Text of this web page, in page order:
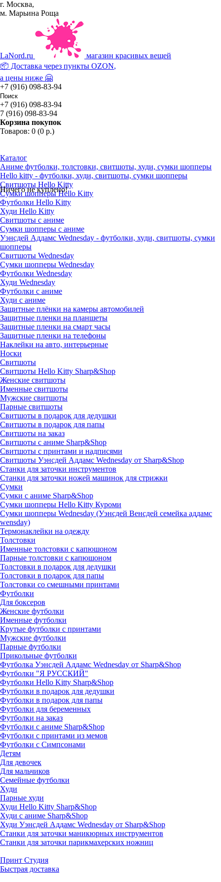
г. Москва,
м. Марьина Роща
LaNord.ru
магазин красивых вещей
📦 Доставка через пункты OZON,
а цены ниже 🤗
+7 (916) 098-83-94
+7 (916) 098-83-94
7 (916) 098-83-94
Корзина покупок
Товаров: 0 (0 р.)
Ничего не куплено!
Каталог
Аниме футболки, толстовки, свитшоты, худи, сумки шопперы
Hello kitty - футболки, худи, свитшоты, сумки шопперы
Свитшоты Hello Kitty
Сумки шопперы Hello Kitty
Футболки Hello Kitty
Худи Hello Kitty
Свитшоты с аниме
Сумки шопперы с аниме
Уэнсдей Аддамс Wednesday - футболки, худи, свитшоты, сумки
шопперы
Свитшоты Wednesday
Сумки шопперы Wednesday
Футболки Wednesday
Худи Wednesday
Футболки с аниме
Худи с аниме
Защитные плёнки на камеры автомобилей
Защитные пленки на планшеты
Защитные пленки на смарт часы
Защитные пленки на телефоны
Наклейки на авто, интерьерные
Носки
Свитшоты
Cвитшоты Hello Kitty Sharp&Shop
Женские свитшоты
Именные свитшоты
Мужские свитшоты
Парные свитшоты
Свитшоты в подарок для дедушки
Свитшоты в подарок для папы
Свитшоты на заказ
Свитшоты с аниме Sharp&Shop
Свитшоты с принтами и надписями
Свитшоты Уэнсдей Аддамс Wednesday от Sharp&Shop
Станки для заточки инструментов
Станки для заточки ножей машинок для стрижки
Сумки
Сумки с аниме Sharp&Shop
Сумки шопперы Hello Kitty Куроми
Сумки шопперы Wednesday (Уэнсдей Венсдей семейка аддамс
wensday)
Термонаклейки на одежду
Толстовки
Именные толстовки с капюшоном
Парные толстовки с капюшоном
Толстовки в подарок для дедушки
Толстовки в подарок для папы
Толстовки со смешными принтами
Футболки
Для боксеров
Женские футболки
Именные футболки
Крутые футболки с принтами
Мужские футболки
Парные футболки
Прикольные футболки
Футболка Уэнсдей Аддамс Wednesday от Sharp&Shop
Футболки "Я РУССКИЙ"
Футболки Hello Kitty Sharp&Shop
Футболки в подарок для дедушки
Футболки в подарок для папы
Футболки для беременных
Футболки на заказ
Футболки с аниме Sharp&Shop
Футболки с принтами из мемов
Футболки с Симпсонами
Детям
Для девочек
Для мальчиков
Семейные футболки
Худи
Парные худи
Худи Hello Kitty Sharp&Shop
Худи с аниме Sharp&Shop
Худи Уэнсдей Аддамс Wednesday от Sharp&Shop
Станки для заточки маникюрных инструментов
Станки для заточки парикмахерских ножниц
Принт Студия
Быстрая доставка